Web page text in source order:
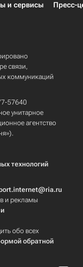
и сервисы Пресс-
связи,
коммуникаций
57640
унитарное
агентство
технологий
и рекламы
обо всех
обратной